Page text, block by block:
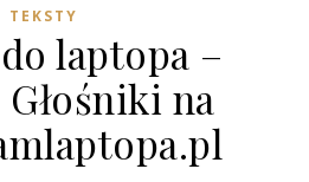
TEKSTY
laptopa –
na